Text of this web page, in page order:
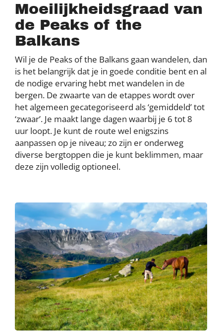
Moeilijkheidsgraad van
de Peaks of the
Balkans
Wil je de Peaks of the Balkans gaan wandelen, dan
is het belangrijk dat je in goede conditie bent en al
de nodige ervaring hebt met wandelen in de
bergen. De zwaarte van de etappes wordt over
het algemeen gecategoriseerd als ‘gemiddeld’ tot
‘zwaar’. Je maakt lange dagen waarbij je 6 tot 8
uur loopt. Je kunt de route wel enigszins
aanpassen op je niveau; zo zijn er onderweg
diverse bergtoppen die je kunt beklimmen, maar
deze zijn volledig optioneel.